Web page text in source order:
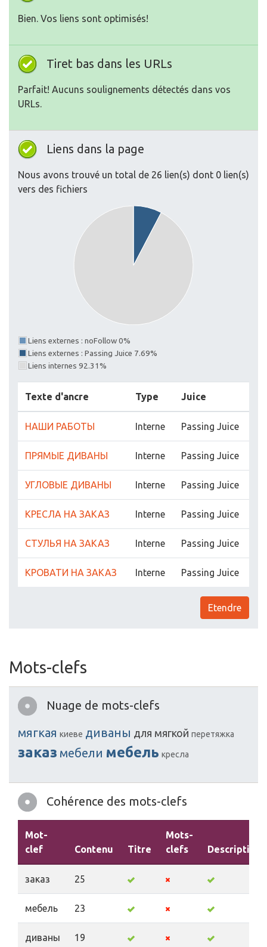
Bien. Vos liens sont optimisés!
Tiret bas dans les URLs
Parfait! Aucuns soulignements détectés dans vos
URLs.
Liens dans la page
Nous avons trouvé un total de 26 lien(s) dont 0 lien(s)
vers des fichiers
Liens externes : noFollow 0%
Liens externes : Passing Juice 7.69%
Liens internes 92.31%
Texte d'ancre Type Juice
НАШИ РАБОТЫ Interne Passing Juice
ПРЯМЫЕ ДИВАНЫ Interne Passing Juice
УГЛОВЫЕ ДИВАНЫ Interne Passing Juice
КРЕСЛА НА ЗАКАЗ Interne Passing Juice
СТУЛЬЯ НА ЗАКАЗ Interne Passing Juice
КРОВАТИ НА ЗАКАЗ Interne Passing Juice
Etendre
Mots-clefs
Nuage de mots-clefs
мягкая киеве диваны для мягкой перетяжка
заказ мебели мебель кресла
Cohérence des mots-clefs
Mot-
clef
Contenu Titre
Mots-
clefs
Description
заказ 25
мебель 23
диваны 19